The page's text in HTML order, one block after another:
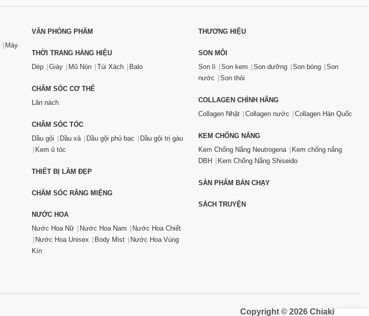
Máy
VĂN PHÒNG PHẨM
THỜI TRANG HÀNG HIỆU
Dép
Giày Mũ Nón Túi Xách Balo
CHĂM SÓC CƠ THỂ
Lăn nách
CHĂM SÓC TÓC
Dầu gội
Dầu xả Dầu gội phủ bạc
Dầu gội trị gàu
Kem ủ tóc
THIẾT BỊ LÀM ĐẸP
CHĂM SÓC RĂNG MIỆNG
NƯỚC HOA
Nước Hoa Nữ
Nước Hoa Nam
Nước Hoa Chiết
Nước Hoa Unisex
Body Mist
Nước Hoa Vùng
Kín
THƯƠNG HIỆU
SON MÔI
Son lì
Son kem Son dưỡng Son bóng
Son
nước
Son thỏi
COLLAGEN CHÍNH HÃNG
Collagen Nhật
Collagen nước Collagen Hàn Quốc
KEM CHỐNG NẮNG
Kem Chống Nắng Neutrogena
Kem chống nắng
DBH
Kem Chống Nắng Shiseido
SẢN PHẨM BÁN CHẠY
SÁCH TRUYỆN
Copyright © 2026 Chiaki.vn